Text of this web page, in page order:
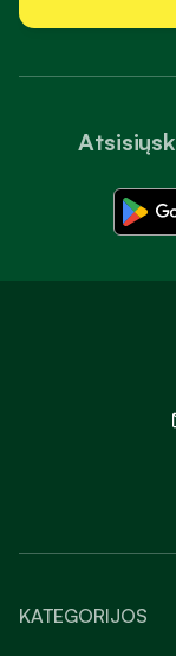
KATEGORIJOS